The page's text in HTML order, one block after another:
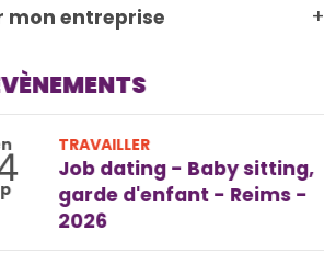
+
mon entreprise
TRAVAILLER
Job dating - Baby sitting,
garde d'enfant - Reims -
2026